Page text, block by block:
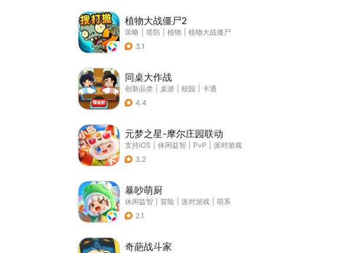
植物大战僵尸2
策略 塔防 植物
植物大战僵尸
3.1
同桌大作战
创新品类 桌游 校园
卡通
4.4
元梦之星-摩尔庄园联动
支持iOS 休闲益智 PvP
派对游戏
3.2
暴吵萌厨
休闲益智 冒险 派对游戏
萌系
2.1
奇葩战斗家